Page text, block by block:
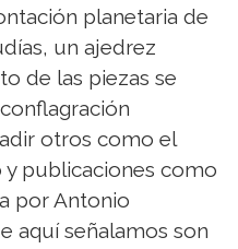
planetaria de
un ajedrez
de las piezas se
otros como el
publicaciones como
por Antonio
aquí señalamos son